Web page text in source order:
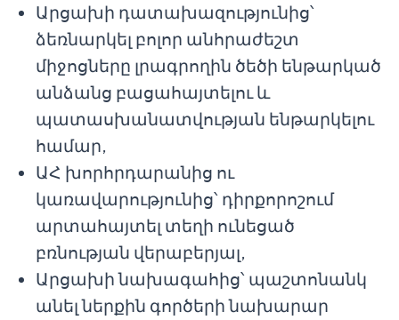
Արցախի դատախազությունից՝
ձեռնարկել բոլոր անհրաժեշտ
միջոցները լրագրողին ծեծի ենթարկած
անձանց բացահայտելու և
պատասխանատվության ենթարկելու
համար,
ԱՀ խորհրդարանից ու
կառավարությունից՝ դիրքորոշում
արտահայտել տեղի ունեցած
բռնության վերաբերյալ,
Արցախի նախագահից՝ պաշտոնանկ
անել ներքին գործերի նախարար